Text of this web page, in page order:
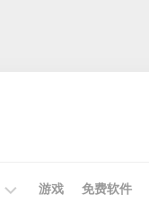
游戏 免费软件